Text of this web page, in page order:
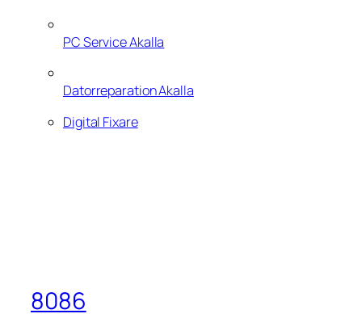
PC Service Akalla
Datorreparation Akalla
Digital Fixare
8086